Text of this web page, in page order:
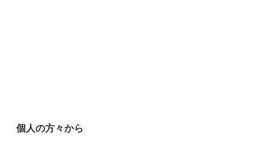
個人の方々から